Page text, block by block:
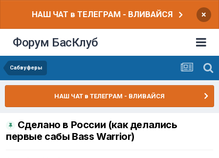
НАШ ЧАТ в ТЕЛЕГРАМ - ВЛИВАЙСЯ ×
Форум БасКлуб
Сабвуферы
НАШ ЧАТ в ТЕЛЕГРАМ - ВЛИВАЙСЯ
Сделано в России (как делались
первые сабы Bass Warrior)